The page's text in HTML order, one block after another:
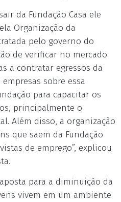
da Fundação Casa ele
Organização da
pelo governo do
de verificar no mercado
a contratar egressos da
sobre essa
para capacitar os
principalmente o
Além disso, a organização
que saem da Fundação
de emprego”, explicou
para a diminuição da
vivem em um ambiente